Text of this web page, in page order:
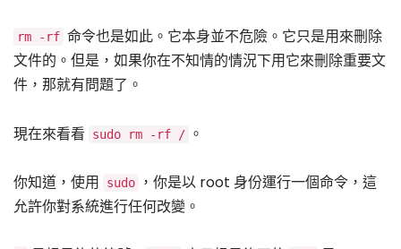
rm -rf 命令也是如此。它本身並不危險。它只是用來刪除
文件的。但是，如果你在不知情的情況下用它來刪除重要文
件，那就有問題了。
現在來看看 sudo rm -rf / 。
你知道，使用 sudo
，你是以 root 身份運行一個命令，這
允許你對系統進行任何改變。